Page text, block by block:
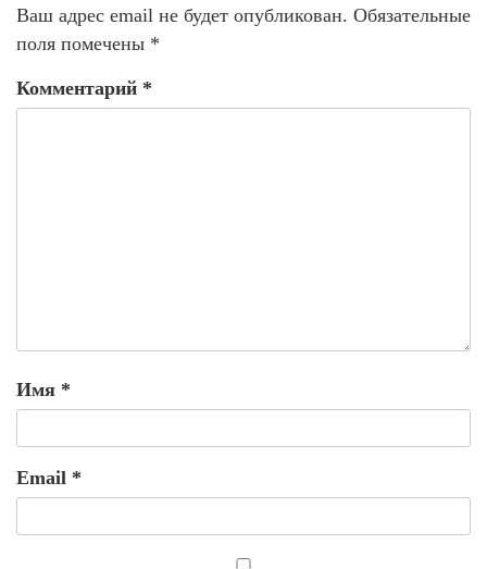
Ваш адрес email не будет опубликован. Обязательные
поля помечены *
Комментарий *
Имя *
Email *